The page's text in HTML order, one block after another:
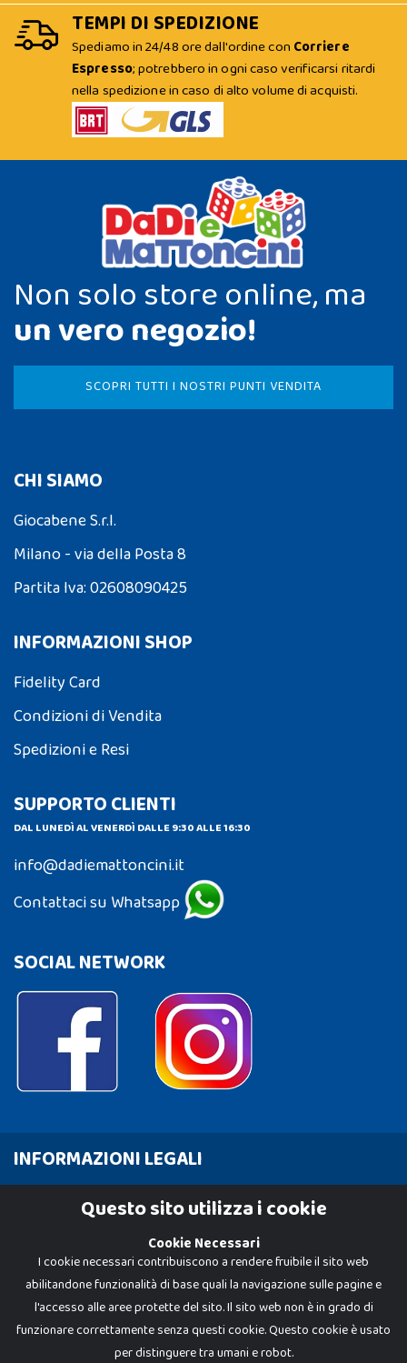
TEMPI DI SPEDIZIONE
Spediamo in 24/48 ore dall'ordine con Corriere
Espresso; potrebbero in ogni caso verificarsi ritardi
nella spedizione in caso di alto volume di acquisti.
Non solo store online, ma
un vero negozio!
SCOPRI TUTTI I NOSTRI PUNTI VENDITA
CHI SIAMO
Giocabene S.r.l.
Milano - via della Posta 8
Partita Iva: 02608090425
INFORMAZIONI SHOP
Fidelity Card
Condizioni di Vendita
Spedizioni e Resi
SUPPORTO CLIENTI
DAL LUNEDÌ AL VENERDÌ DALLE 9:30 ALLE 16:30
info@dadiemattoncini.it
Contattaci su Whatsapp
SOCIAL NETWORK
INFORMAZIONI LEGALI
Cookie PolicyQuesto sito utilizza i cookie
Cookie Necessari
I cookie necessari contribuiscono a rendere fruibile il sito web
abilitandone funzionalità di base quali la navigazione sulle pagine e
l'accesso alle aree protette del sito. Il sito web non è in grado di
funzionare correttamente senza questi cookie. Questo cookie è usato
per distinguere tra umani e robot.